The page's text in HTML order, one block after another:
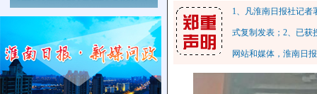
1、凡淮南日报社记
式复制发表；2、已获
网站和媒体，淮南日